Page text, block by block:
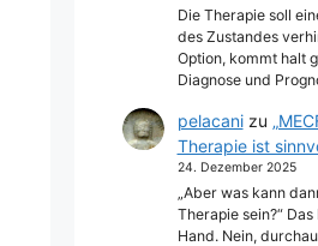
Die Therapie soll
des Zustandes
Option, kommt halt
Diagnose und
pelacanizu
Therapie ist
24. Dezember 2025
„Aber was kann
Therapie sein?“
Hand. Nein,